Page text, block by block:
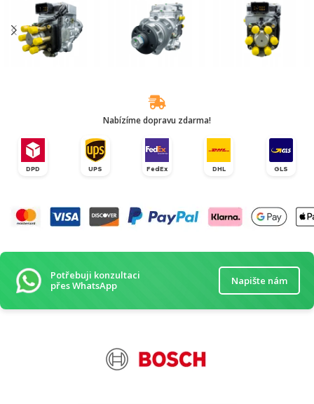
Nabízíme dopravu zdarma!
DPD UPS FedEx DHL GLS
Potřebuji konzultaci
přes WhatsApp
Napište nám